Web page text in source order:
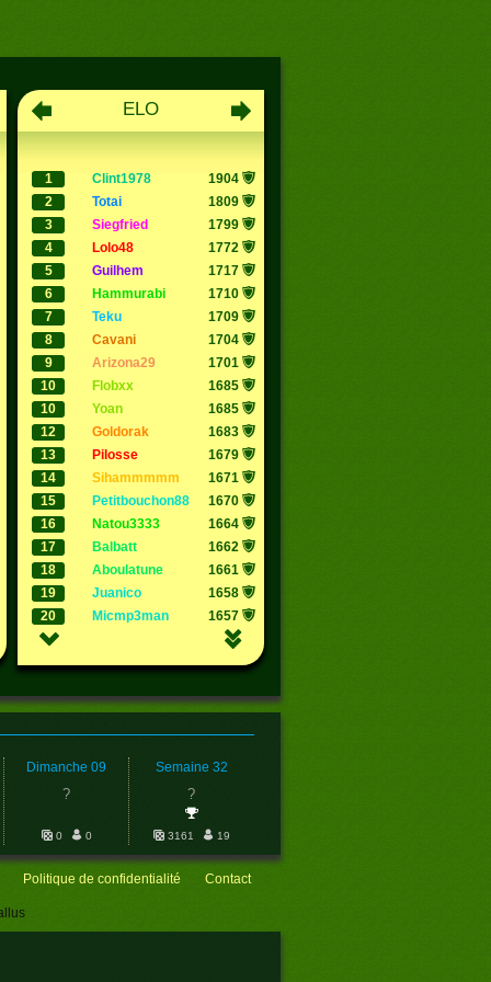
scores de
ELO
1 clint1978
1904
2
totai
1809
3
siegfried
1799
4
lolo48
1772
5
guilhem
1717
6
hammurabi
1710
7
teku
1709
8
cavani
1704
9
arizona29
1701
10
flobxx
1685
10
yoan
1685
12
goldorak
1683
13
pilosse
1679
14
sihammmmm
1671
15
petitbouchon88
1670
16
natou3333
1664
17
balbatt
1662
18
aboulatune
1661
19
juanico
1658
20
micmp3man 1657
Dimanche 09
?
0 0
Semaine 32
?
3161 19
Politique de confidentialité Contact